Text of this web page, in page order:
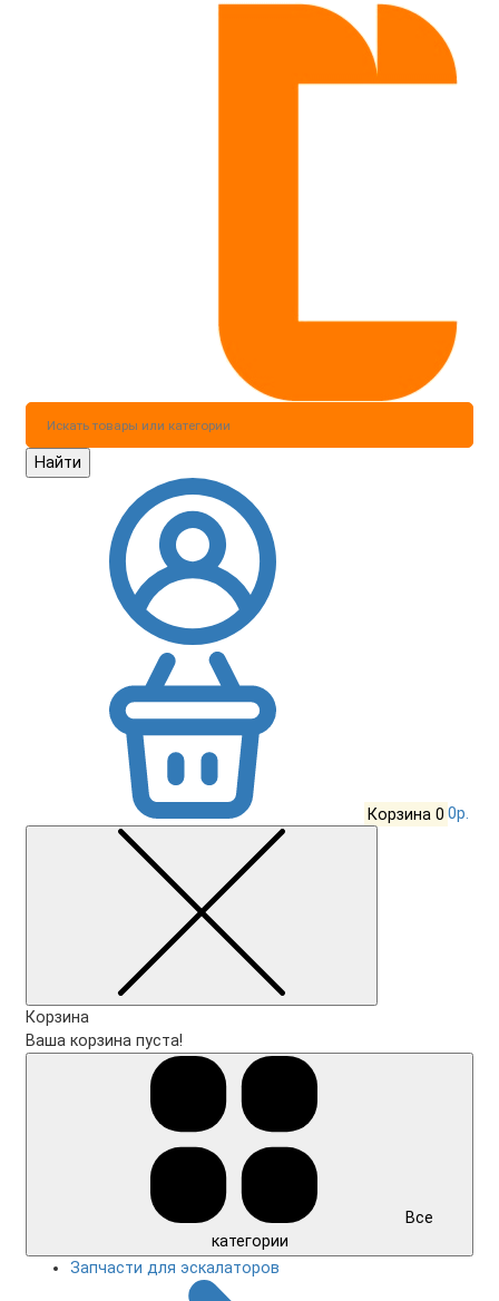
Найти
Корзина 0 0р.
Корзина
Ваша корзина пуста!
Все
категории
Запчасти для эскалаторов